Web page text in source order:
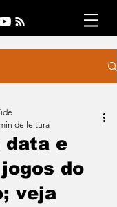
data e
do
veja
de leitura